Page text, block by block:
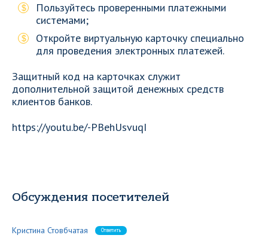
Пользуйтесь проверенными платежными
системами;
Откройте виртуальную карточку специально
для проведения электронных платежей.
Защитный код на карточках служит
дополнительной защитой денежных средств
клиентов банков.
https://youtu.be/-PBehUsvuqI
Обсуждения посетителей
Кристина Стовбчатая Ответить